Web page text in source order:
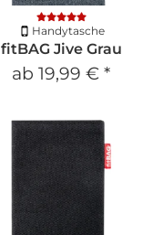
Handytasche
fitBAG Jive Grau
ab 19,99 € *